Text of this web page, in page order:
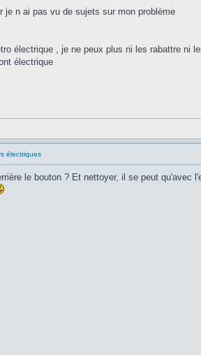
n ai pas vu de sujets sur mon problème
électrique , je ne peux plus ni les rabattre
électrique
électriques
le bouton ? Et nettoyer, il se peut